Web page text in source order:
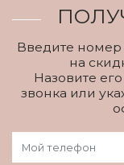
Введите номер
на
Назовите
звонка или